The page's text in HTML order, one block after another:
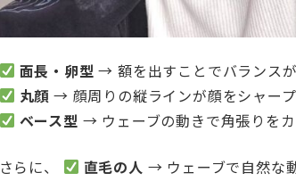
面長・卵型 → 額を出すことでバランス
丸顔 → 顔周りの縦ラインが顔をシャー
ベース型 → ウェーブの動きで角張りを
さらに、 直毛の人 → ウェーブで自然な